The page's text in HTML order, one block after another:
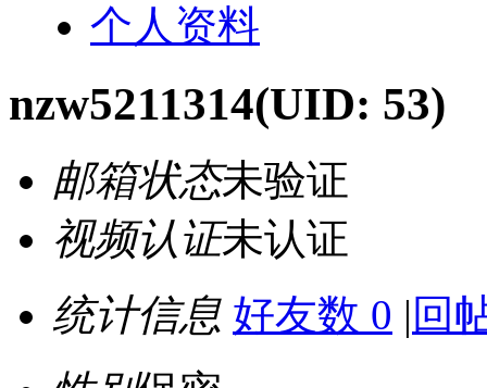
个人资料
nzw5211314(UID: 53)
邮箱状态未验证
视频认证未认证
统计信息 好友数 0 | 回